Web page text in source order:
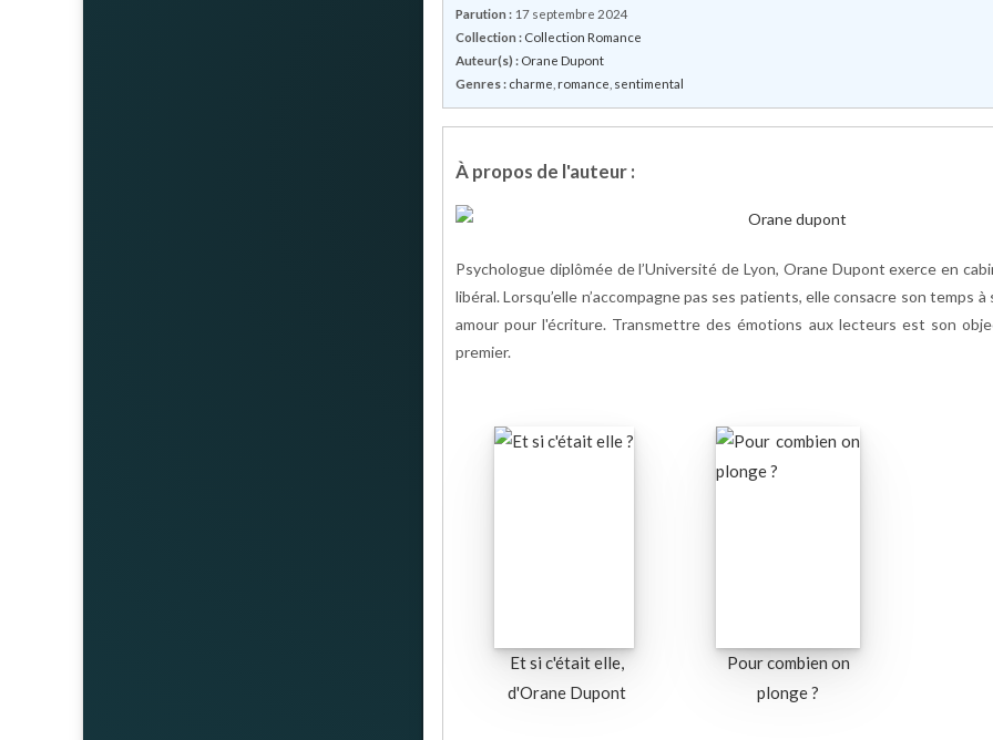
Parution : 17 septembre 2024
Collection : Collection Romance
Auteur(s) : Orane Dupont
Genres : charme ,romance sentimental
À propos de l'auteur :
Psychologue diplômée de l’Université de Lyon, Orane Dupont exerce en
libéral. Lorsqu’elle n’accompagne pas ses patients, elle consacre son temps à
amour pour l'écriture. Transmettre des émotions aux lecteurs est son
premier.
Et si c'était elle,
d'Orane Dupont
Pour combien on
plonge ?